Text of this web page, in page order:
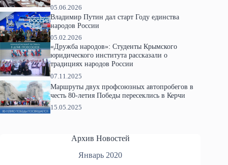
05.06.2026
Владимир Путин дал старт Году единства
народов России
05.02.2026
«Дружба народов»: Студенты Крымского
юридического института рассказали о
традициях народов России
07.11.2025
Маршруты двух профсоюзных автопробегов в
честь 80-летия Победы пересеклись в Керчи
15.05.2025
Архив Новостей
Январь 2020